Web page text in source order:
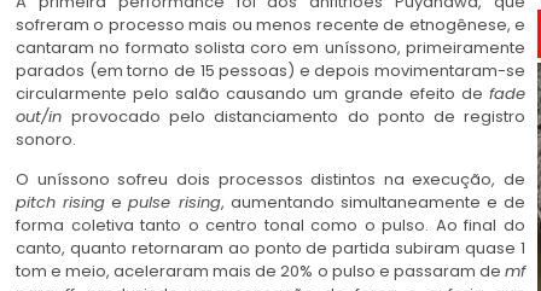
sofreram o processo mais ou menos recente de etnogênese, e
cantaram no formato solista coro em uníssono, primeiramente
parados (em torno de 15 pessoas) e depois movimentaram-se
circularmente pelo salão causando um grande efeito de fade
out/inprovocado pelo distanciamento do ponto de registro
sonoro.
O uníssono sofreu dois processos distintos na execução, de
pitch rising epulse rising, aumentando simultaneamente e de
forma coletiva tanto o centro tonal como o pulso. Ao final do
canto, quanto retornaram ao ponto de partida subiram quase 1
tom e meio, aceleraram mais de 20% o pulso e passaram de mf